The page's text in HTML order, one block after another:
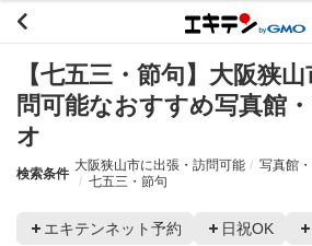
【七五三・節句】大阪狭
問可能なおすすめ写真館
オ
検索条件
大阪狭山市に出張・訪問可能
写真館
七五三・節句
エキテンネット予約 日祝OK